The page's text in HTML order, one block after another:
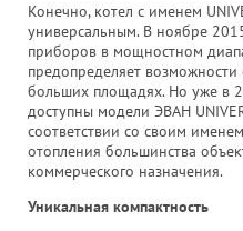
Конечно, котел с именем
универсальным. В ноябре
приборов в мощностном
предопределяет возможности
больших площадях. Но уже в
доступны модели ЭВАН
соответствии со своим
отопления большинства
коммерческого назначения.
Уникальная компактность